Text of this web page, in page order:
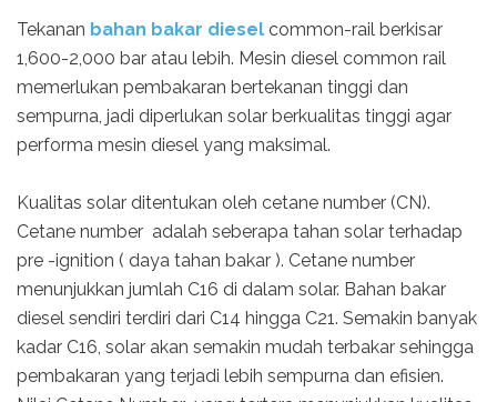
Tekanan bahan bakar diesel common-rail berkisar
1,600-2,000 bar atau lebih. Mesin diesel common rail
memerlukan pembakaran bertekanan tinggi dan
sempurna, jadi diperlukan solar berkualitas tinggi agar
performa mesin diesel yang maksimal.
Kualitas solar ditentukan oleh cetane number (CN).
Cetane number adalah seberapa tahan solar terhadap
pre -ignition ( daya tahan bakar ). Cetane number
menunjukkan jumlah C16 di dalam solar. Bahan bakar
diesel sendiri terdiri dari C14 hingga C21. Semakin banyak
kadar C16, solar akan semakin mudah terbakar sehingga
pembakaran yang terjadi lebih sempurna dan efisien.